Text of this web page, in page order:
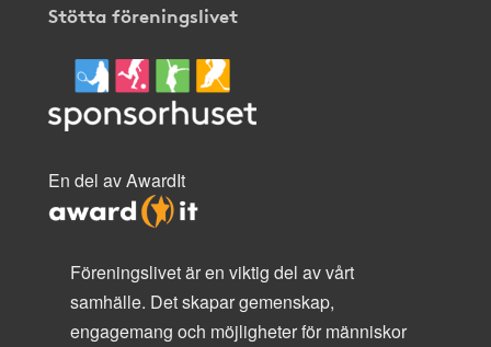
Stötta föreningslivet
En del av AwardIt
Föreningslivet är en viktig del av vårt
samhälle. Det skapar gemenskap,
engagemang och möjligheter för människor